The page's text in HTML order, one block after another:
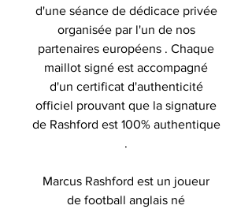
d'une séance de dédicace privée
organisée par l'un de nos
partenaires européens . Chaque
maillot signé est accompagné
d'un certificat d'authenticité
officiel prouvant que la signature
de Rashford est 100% authentique
.
Marcus Rashford est un joueur
de football anglais né